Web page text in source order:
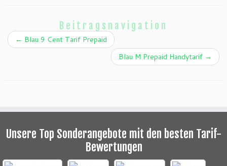
Beitragsnavigation
← Blau 9 Cent Tarif Prepaid
Blau M Prepaid Handytarif →
Unsere Top Sonderangebote mit den besten Tarif-
Bewertungen